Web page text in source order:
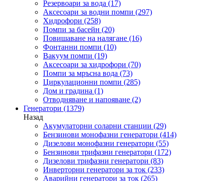
Резервоари за вода (17)
Аксесоари за водни помпи (297)
Хидрофори (258)
Помпи за басейн (20)
Повишаване на налягане (16)
Фонтанни помпи (10)
Вакуум помпи (19)
Аксесоари за хидрофори (70)
Помпи за мръсна вода (73)
Циркулационни помпи (285)
Дом и градина (1)
Отводняване и напояване (2)
Генератори (1379)
Назад
Акумулаторни соларни станции (29)
Бензинови монофазни генератори (414)
Дизелови монофазни генератори (55)
Бензинови трифазни генератори (172)
Дизелови трифазни генератори (83)
Инверторни генератори за ток (233)
Аварийни генератори за ток (265)